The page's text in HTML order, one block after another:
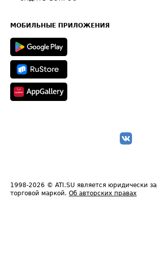
Техническая информация
МОБИЛЬНЫЕ ПРИЛОЖЕНИЯ
1998-2026 © ATI.SU является юридически
торговой маркой. Об авторских правах